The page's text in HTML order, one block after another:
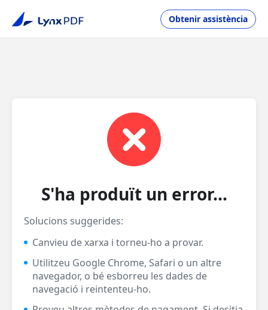
Obtenir assistència
S'ha produït un error...
Solucions suggerides:
Canvieu de xarxa i torneu-ho a provar.
Utilitzeu Google Chrome, Safari o un altre
navegador, o bé esborreu les dades de
navegació i reintenteu-ho.